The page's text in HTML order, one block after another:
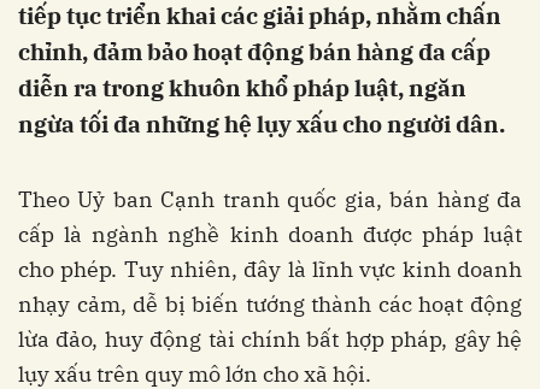
tiếp tục triển khai các giải pháp, nhằm chấn
chỉnh, đảm bảo hoạt động bán hàng đa cấp
diễn ra trong khuôn khổ pháp luật, ngăn
ngừa tối đa những hệ lụy xấu cho người dân.
Theo Uỷ ban Cạnh tranh quốc gia, bán hàng đa
cấp là ngành nghề kinh doanh được pháp luật
cho phép. Tuy nhiên, đây là lĩnh vực kinh doanh
nhạy cảm, dễ bị biến tướng thành các hoạt động
lừa đảo, huy động tài chính bất hợp pháp, gây hệ
lụy xấu trên quy mô lớn cho xã hội.